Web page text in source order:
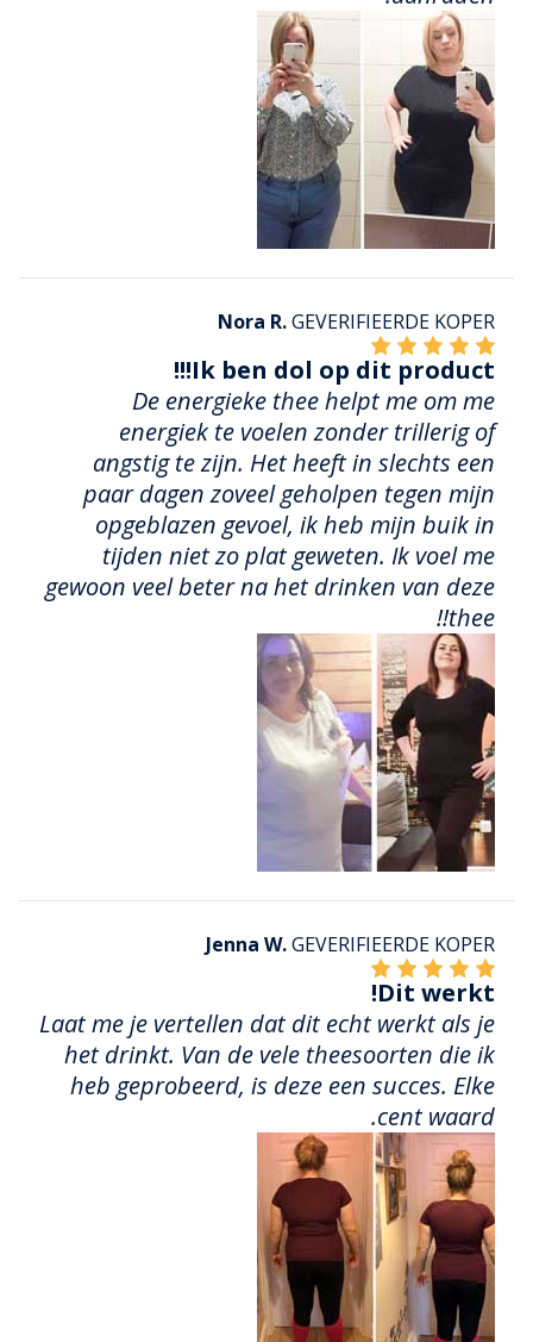
Nora R.GEVERIFIEERDE KOPER
Ik ben dol op dit product!!!
De energieke thee helpt me om me
energiek te voelen zonder trillerig of
angstig te zijn. Het heeft in slechts een
paar dagen zoveel geholpen tegen mijn
opgeblazen gevoel, ik heb mijn buik in
tijden niet zo plat geweten. Ik voel me
gewoon veel beter na het drinken van deze
thee!!
Jenna W.GEVERIFIEERDE KOPER
Dit werkt!
Laat me je vertellen dat dit echt werkt als je
het drinkt. Van de vele theesoorten die ik
heb geprobeerd, is deze een succes. Elke
cent waard.